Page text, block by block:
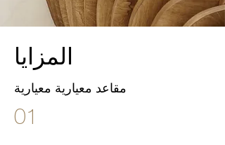
المزايا
مقاعد معيارية معيارية
01